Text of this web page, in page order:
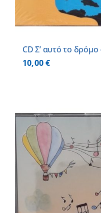
CD Σ’ αυτό το
10,00€